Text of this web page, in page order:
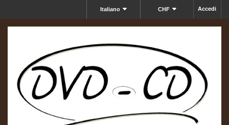
Accedi
CHF
Italiano